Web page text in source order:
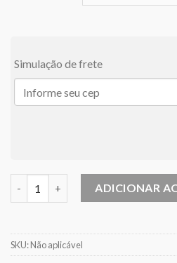
Simulação de frete
Vara Kazan by Nakamura -
ADICIONAR
SKU:Não aplicável